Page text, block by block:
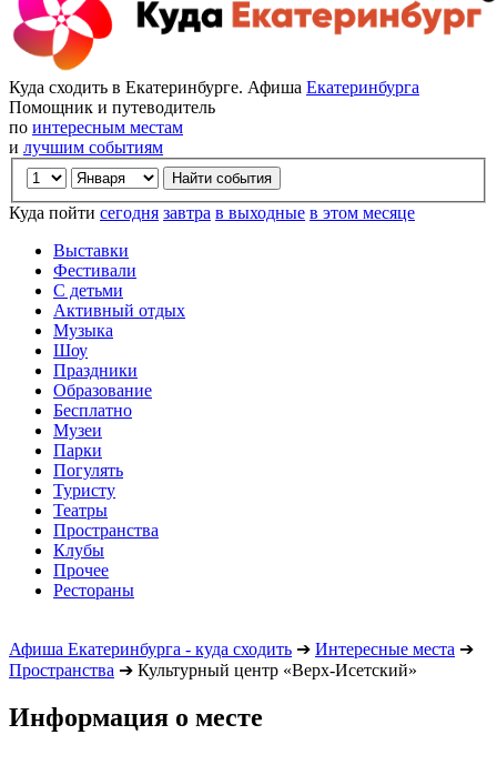
Куда сходить в Екатеринбурге. Афиша Екатеринбурга
Помощник и путеводитель
по интересным местам
и лучшим событиям
Куда пойти сегодня завтра в выходные в этом месяце
Выставки
Фестивали
С детьми
Активный отдых
Музыка
Шоу
Праздники
Образование
Бесплатно
Музеи
Парки
Погулять
Туристу
Театры
Пространства
Клубы
Прочее
Рестораны
Афиша Екатеринбурга - куда сходить ➔ Интересные места ➔
Пространства ➔ Культурный центр «Верх-Исетский»
Информация о месте